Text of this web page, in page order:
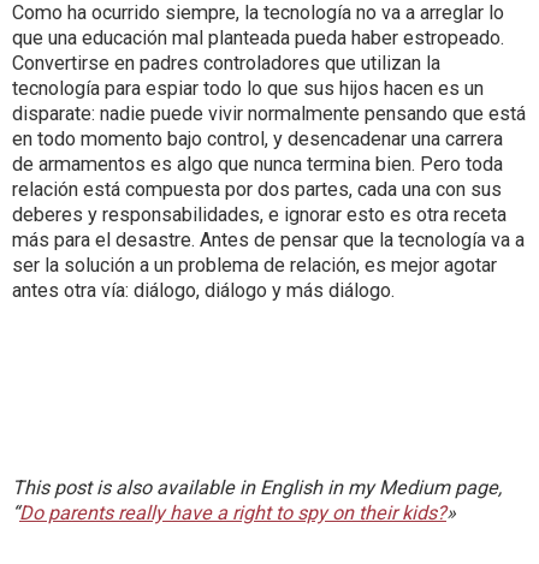
Como ha ocurrido siempre, la tecnología no va a arreglar lo
que una educación mal planteada pueda haber estropeado.
Convertirse en padres controladores que utilizan la
tecnología para espiar todo lo que sus hijos hacen es un
disparate: nadie puede vivir normalmente pensando que está
en todo momento bajo control, y desencadenar una carrera
de armamentos es algo que nunca termina bien. Pero toda
relación está compuesta por dos partes, cada una con sus
deberes y responsabilidades, e ignorar esto es otra receta
más para el desastre. Antes de pensar que la tecnología va a
ser la solución a un problema de relación, es mejor agotar
antes otra vía: diálogo, diálogo y más diálogo.
This post is also available in English in my Medium page,
“Do parents really have a right to spy on their kids?»